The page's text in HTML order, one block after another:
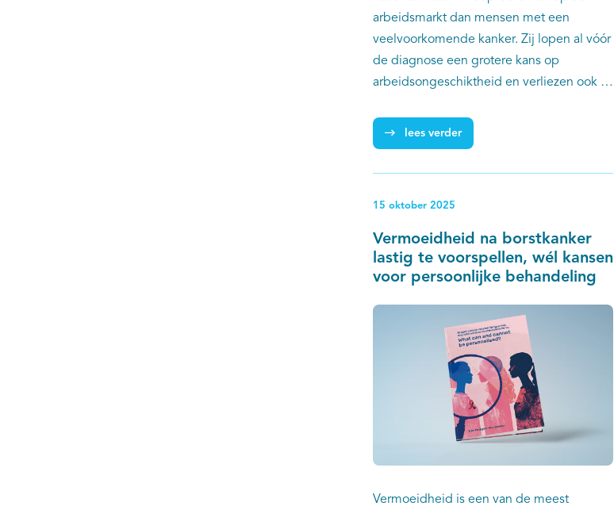
arbeidsmarkt dan mensen met een
veelvoorkomende kanker. Zij lopen al vóór
de diagnose een grotere kans op
arbeidsongeschiktheid en verliezen ook in
loondienst. Dat blijkt uit onderzoek van
IKNL en Amsterdam UMC, deze week
verzekeringsartsen
lees verder
15 oktober 2025
Vermoeidheid na borstkanker
lastig te voorspellen, wél kansen
voor persoonlijke behandeling
Vermoeidheid is een van de meest